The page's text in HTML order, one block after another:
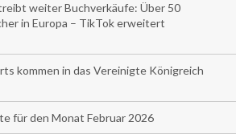
weiter Buchverkäufe: Über 50
in Europa – TikTok erweitert
kommen in das Vereinigte Königreich
für den Monat Februar 2026